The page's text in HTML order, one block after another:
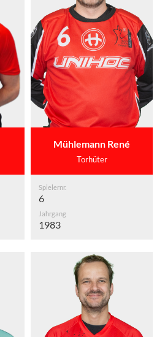
Mühlemann René
Torhüter
Spielernr.
6
Jahrgang
1983